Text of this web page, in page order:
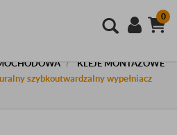
0
KLEJE MONTAŻOWE
szybkoutwardzalny wypełniacz